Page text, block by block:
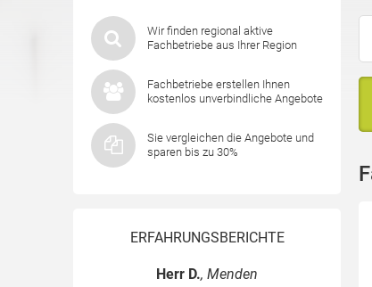
Wir finden regional aktive
Fachbetriebe aus Ihrer Region
Fachbetriebe erstellen Ihnen
kostenlos unverbindliche Angebote
Sie vergleichen die Angebote und
sparen bis zu 30%
ERFAHRUNGSBERICHTE
Herr D., Menden